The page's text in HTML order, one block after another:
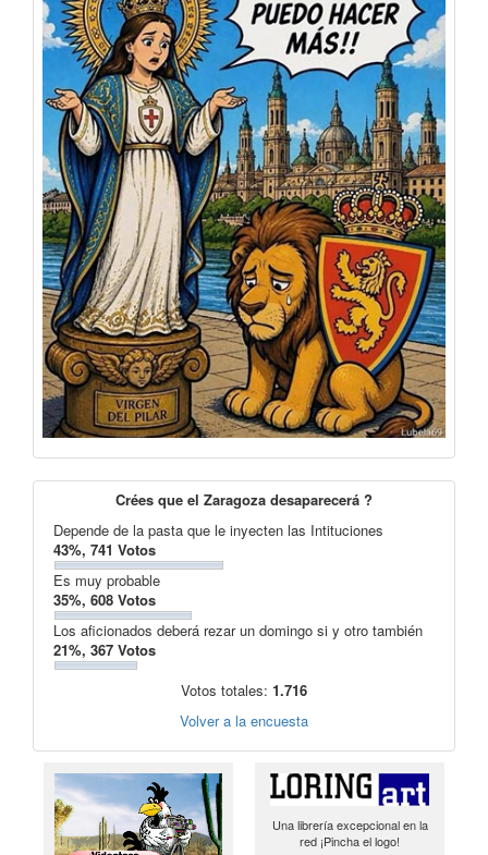
Crées que el Zaragoza desaparecerá ?
Depende de la pasta que le inyecten las Intituciones
43%, 741 Votos
Es muy probable
35%, 608 Votos
Los aficionados deberá rezar un domingo si y otro también
21%, 367 Votos
Votos totales: 1.716
Volver a la encuesta
Una librería excepcional en la
red ¡Pincha el logo!